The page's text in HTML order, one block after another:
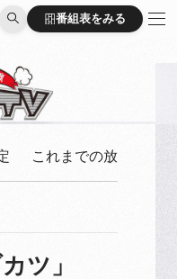
番組表をみる
番組表をみる
これまでの放送
ツ」